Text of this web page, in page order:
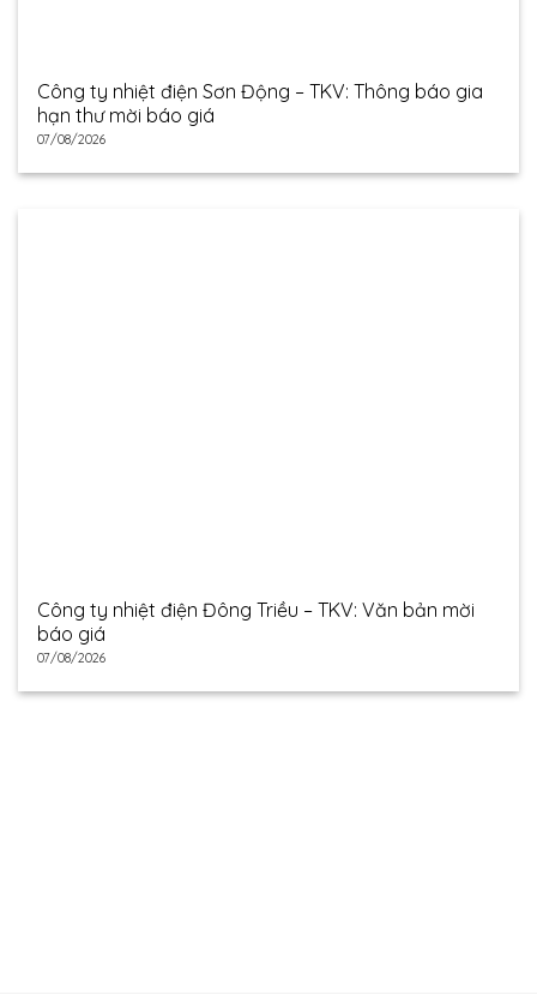
Công ty nhiệt điện Sơn Động – TKV: Thông báo gia
hạn thư mời báo giá
07/08/2026
Công ty nhiệt điện Đông Triều – TKV: Văn bản mời
báo giá
07/08/2026